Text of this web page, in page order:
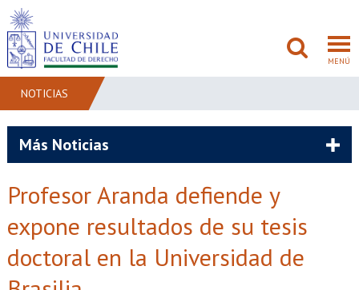
MENÚ
ADMISIÓN
NOTICIAS
Más Noticias
Profesor Aranda defiende y
expone resultados de su tesis
doctoral en la Universidad de